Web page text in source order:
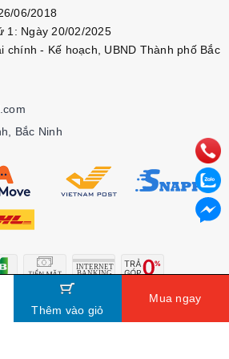
xin làm theo hướng của tờ “Thank
sự không hài lòng nào xin liên hệ với
giải quyết vấn đề một cách tốt nhất,
khách, làm cho quý khách hài lòng.
kênh chát để được hỗ trợ. Shop sẽ
Thêm vào giỏ
Mua ngay
06/2018
1: Ngày 20/02/2025
chính - Kế hoạch, UBND Thành phố Bắc
Bắc Ninh